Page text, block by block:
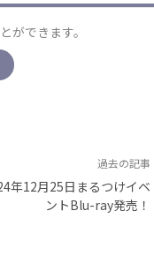
ができます。
過去の記事
年12月25日まるつけイベ
ントBlu-ray発売！